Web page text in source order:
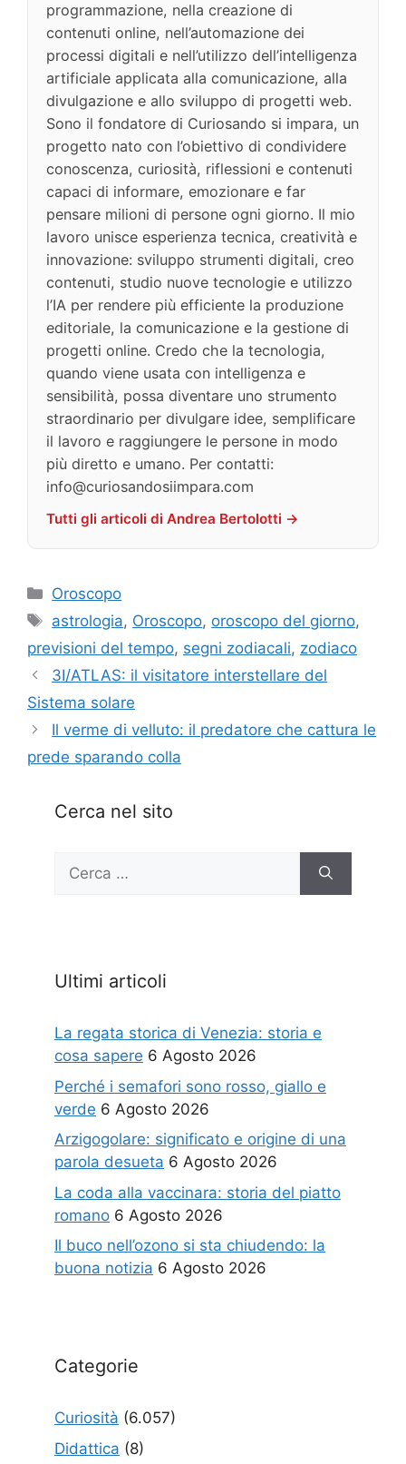
programmazione, nella creazione di
contenuti online, nell’automazione dei
processi digitali e nell’utilizzo dell’intelligenza
artificiale applicata alla comunicazione, alla
divulgazione e allo sviluppo di progetti web.
Sono il fondatore di Curiosando si impara, un
progetto nato con l’obiettivo di condividere
conoscenza, curiosità, riflessioni e contenuti
capaci di informare, emozionare e far
pensare milioni di persone ogni giorno. Il mio
lavoro unisce esperienza tecnica, creatività e
innovazione: sviluppo strumenti digitali, creo
contenuti, studio nuove tecnologie e utilizzo
l’IA per rendere più efficiente la produzione
editoriale, la comunicazione e la gestione di
progetti online. Credo che la tecnologia,
quando viene usata con intelligenza e
sensibilità, possa diventare uno strumento
straordinario per divulgare idee, semplificare
il lavoro e raggiungere le persone in modo
più diretto e umano. Per contatti:
info@curiosandosiimpara.com
Tutti gli articoli di Andrea Bertolotti →
Categorie
Oroscopo
Tag
astrologia, Oroscopo, oroscopo del giorno,
previsioni del tempo, segni zodiacali, zodiaco
3I/ATLAS: il visitatore interstellare del
Sistema solare
Il verme di velluto: il predatore che cattura le
prede sparando colla
Cerca nel sito
Ricerca
Ultimi articoli
La regata storica di Venezia: storia e
cosa sapere 6 Agosto 2026
Perché i semafori sono rosso, giallo e
verde 6 Agosto 2026
Arzigogolare: significato e origine di una
parola desueta 6 Agosto 2026
La coda alla vaccinara: storia del piatto
romano 6 Agosto 2026
Il buco nell’ozono si sta chiudendo: la
buona notizia 6 Agosto 2026
Categorie
Curiosità (6.057)
Didattica (8)